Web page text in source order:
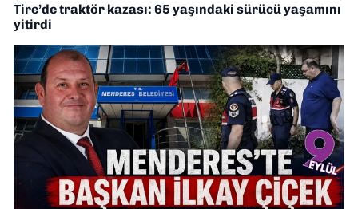
Tire’de traktör kazası: 65 yaşındaki sürücü yaşamını
yitirdi